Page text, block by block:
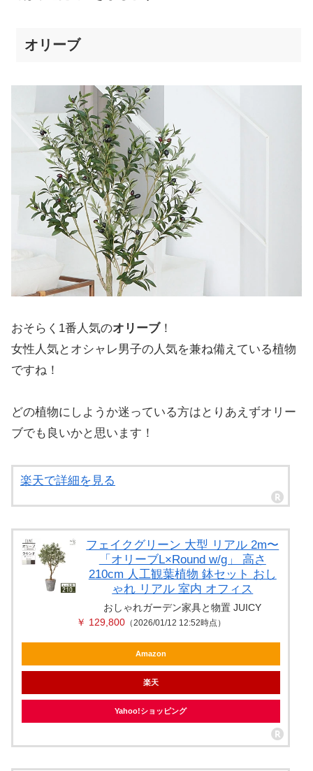
オリーブ
おそらく1番人気のオリーブ！
女性人気とオシャレ男子の人気を兼ね備えている植物
ですね！
どの植物にしようか迷っている方はとりあえずオリー
ブでも良いかと思います！
楽天で詳細を見る
フェイクグリーン 大型 リアル 2m〜
「オリーブL×Round w/g」 高さ
210cm 人工観葉植物 鉢セット おし
ゃれ リアル 室内 オフィス
おしゃれガーデン家具と物置 JUICY
￥ 129,800（2026/01/12 12:52時点）
Amazon
楽天
Yahoo!ショッピング